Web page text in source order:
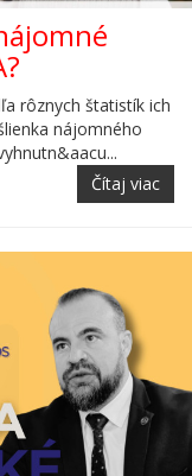
rôznych štatistík ich
nájomného
Čítaj viac